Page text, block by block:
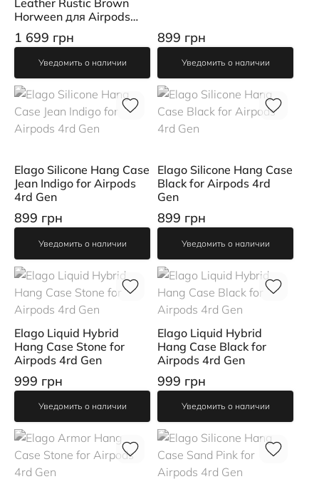
Horween для Airpods
Pro 2nd Gen
(NM01997085)
1 699 грн
Уведомить о наличии
899 грн
Уведомить о наличии
Elago Silicone Hang Case
Jean Indigo for Airpods
4rd Gen
899 грн
Уведомить о наличии
Elago Silicone Hang Case
Black for Airpods 4rd
Gen
899 грн
Уведомить о наличии
Elago Liquid Hybrid
Hang Case Stone for
Airpods 4rd Gen
999 грн
Уведомить о наличии
Elago Liquid Hybrid
Hang Case Black for
Airpods 4rd Gen
999 грн
Уведомить о наличии